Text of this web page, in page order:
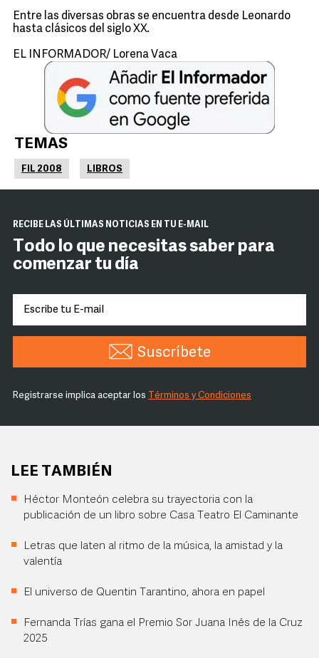
Entre las diversas obras se encuentra desde Leonardo
hasta clásicos del siglo XX.
EL INFORMADOR/ Lorena Vaca
TEMAS
FIL 2008 LIBROS
RECIBE LAS ÚLTIMAS NOTICIAS EN TU E-MAIL
Todo lo que necesitas saber para
comenzar tu día
Suscríbete
Registrarse implica aceptar los Términos y Condiciones
LEE TAMBIÉN
Héctor Monteón celebra su trayectoria con la
publicación de un libro sobre Casa Teatro El Caminante
Letras que laten al ritmo de la música, la amistad y la
valentía
El universo de Quentin Tarantino, ahora en papel
Fernanda Trías gana el Premio Sor Juana Inés de la Cruz
2025